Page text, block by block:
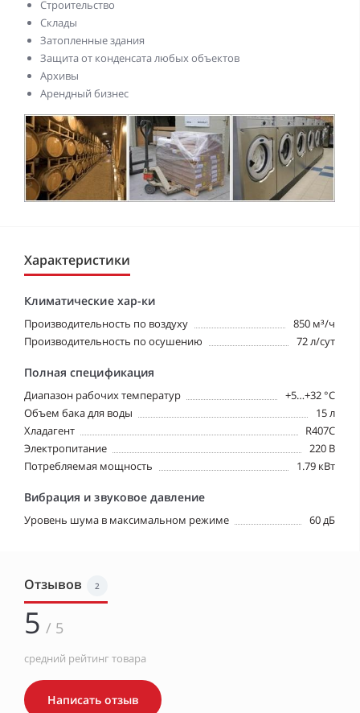
Строительство
Склады
Затопленные здания
Защита от конденсата любых объектов
Архивы
Арендный бизнес
Характеристики
Климатические хар-ки
Производительность по воздуху
850 м³/ч
Производительность по осушению
72 л/сут
Полная спецификация
Диапазон рабочих температур
+5…+32 °С
Объем бака для воды
15 л
Хладагент
R407C
Электропитание
220 В
Потребляемая мощность
1.79 кВт
Вибрация и звуковое давление
Уровень шума в максимальном режиме 60 дБ
Отзывов 2
5 / 5
средний рейтинг товара
Написать отзыв